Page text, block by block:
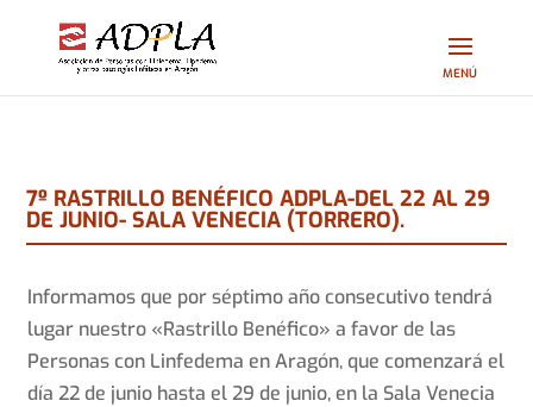
7º RASTRILLO BENÉFICO ADPLA-DEL 22 AL 29
DE JUNIO- SALA VENECIA (TORRERO).
Informamos que por séptimo año consecutivo tendrá
lugar nuestro «Rastrillo Benéfico» a favor de las
Personas con Linfedema en Aragón, que comenzará el
día 22 de junio hasta el 29 de junio, en la Sala Venecia